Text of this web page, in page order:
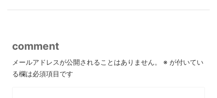
comment
メールアドレスが公開されることはありません。 ※ が付いてい
る欄は必須項目です